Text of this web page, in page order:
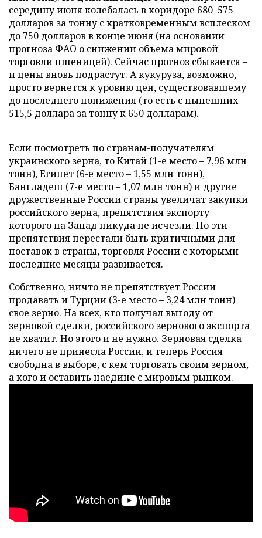
середину июня колебалась в коридоре 680–575
долларов за тонну с кратковременным всплеском
до 750 долларов в конце июня (на основании
прогноза ФАО о снижении объема мировой
торговли пшеницей). Сейчас прогноз сбывается –
и цены вновь подрастут. А кукуруза, возможно,
просто вернется к уровню цен, существовавшему
до последнего понижения (то есть с нынешних
515,5 доллара за тонну к 650 долларам).
Если посмотреть по странам-получателям
украинского зерна, то Китай (1-е место – 7,96 млн
тонн), Египет (6-е место – 1,55 млн тонн),
Бангладеш (7-е место – 1,07 млн тонн) и другие
дружественные России страны увеличат закупки
российского зерна, препятствия экспорту
которого на Запад никуда не исчезли. Но эти
препятствия перестали быть критичными для
поставок в страны, торговля России с которыми
последние месяцы развивается.
Собственно, ничто не препятствует России
продавать и Турции (3-е место – 3,24 млн тонн)
свое зерно. На всех, кто получал выгоду от
зерновой сделки, российского зернового экспорта
не хватит. Но этого и не нужно. Зерновая сделка
ничего не принесла России, и теперь Россия
свободна в выборе, с кем торговать своим зерном,
а кого и оставить наедине с мировым рынком.